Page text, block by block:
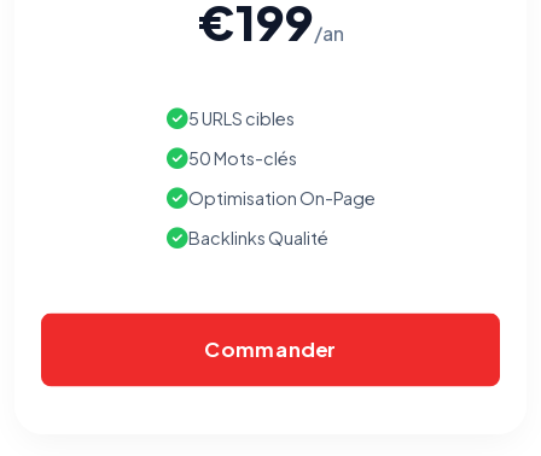
€199/an
5 URLS cibles
50 Mots-clés
Optimisation On-Page
Backlinks Qualité
Commander
Nécessaires au fonctionnement du site : session, sécurité,
Cookies analytiques
(pages visitées, durée de visite) pour l'améliorer. Données